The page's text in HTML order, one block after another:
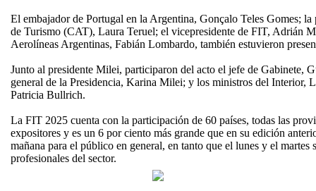
El embajador de Portugal en la Argentina, Gonçalo Teles Gomes;
de Turismo (CAT), Laura Teruel; el vicepresidente de FIT, Adrián
Aerolíneas Argentinas, Fabián Lombardo, también estuvieron
Junto al presidente Milei, participaron del acto el jefe de Gabinete,
general de la Presidencia, Karina Milei; y los ministros del Interior,
Patricia Bullrich.
La FIT 2025 cuenta con la participación de 60 países, todas las
expositores y es un 6 por ciento más grande que en su edición
mañana para el público en general, en tanto que el lunes y el martes
profesionales del sector.